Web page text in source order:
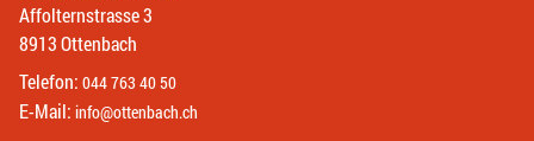
Affolternstrasse 3
8913 Ottenbach
Telefon: 044 763 40 50
E-Mail: info@ottenbach.ch